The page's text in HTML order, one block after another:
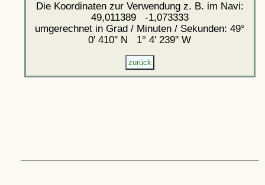
Die Koordinaten zur Verwendung z. B. im Navi:
49,011389 -1,073333
umgerechnet in Grad / Minuten / Sekunden: 49°
0' 410'' N 1° 4' 239'' W